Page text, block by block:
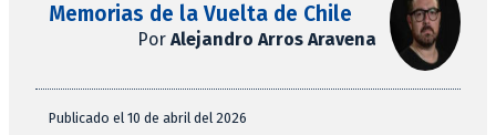
Memorias de la Vuelta de Chile
Por Alejandro Arros Aravena
Publicado el 10 de abril del 2026